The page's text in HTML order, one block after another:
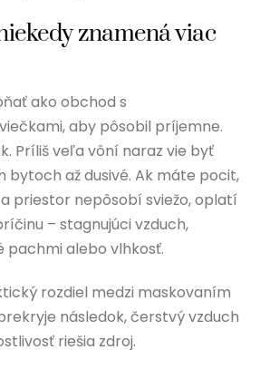
znamená viac
ako obchod s
aby pôsobil príjemne.
Príliš veľa vôní naraz vie byť
bytoch až dusivé. Ak máte pocit,
priestor nepôsobí sviežo, oplatí
– stagnujúci vzduch,
pachmi alebo vlhkosť.
rozdiel medzi maskovaním
následok, čerstvý vzduch
riešia zdroj.